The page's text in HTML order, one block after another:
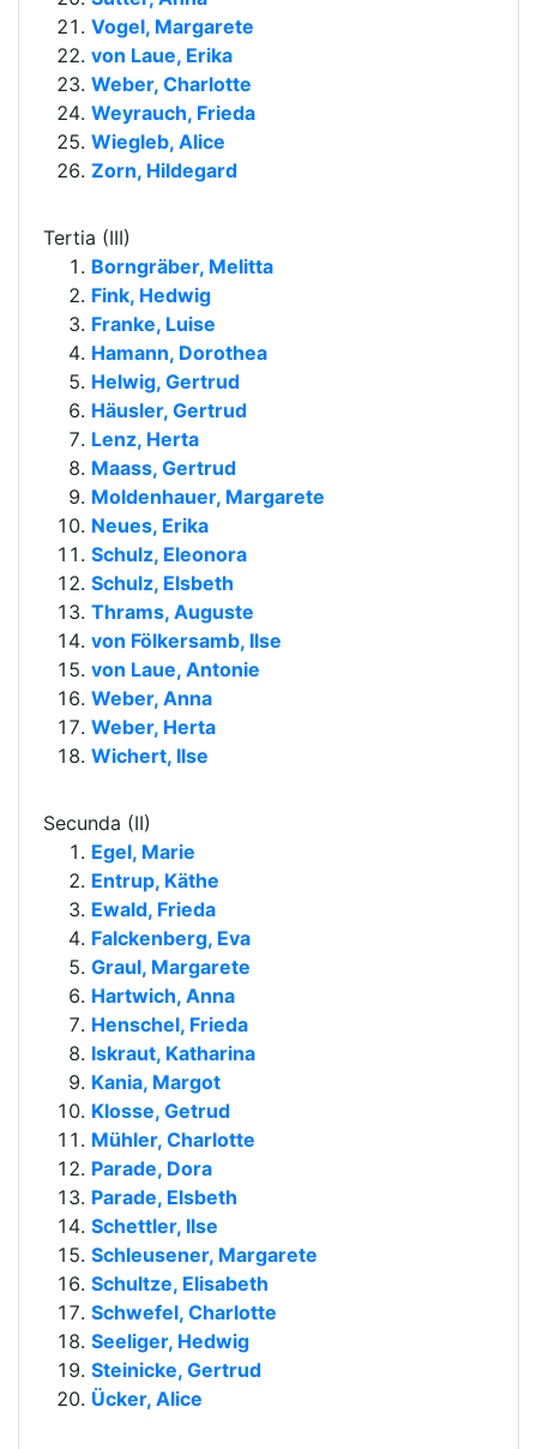
Vogel, Margarete
von Laue, Erika
Weber, Charlotte
Weyrauch, Frieda
Wiegleb, Alice
Zorn, Hildegard
Tertia (III)
Borngräber, Melitta
Fink, Hedwig
Franke, Luise
Hamann, Dorothea
Helwig, Gertrud
Häusler, Gertrud
Lenz, Herta
Maass, Gertrud
Moldenhauer, Margarete
Neues, Erika
Schulz, Eleonora
Schulz, Elsbeth
Thrams, Auguste
von Fölkersamb, Ilse
von Laue, Antonie
Weber, Anna
Weber, Herta
Wichert, Ilse
Secunda (II)
Egel, Marie
Entrup, Käthe
Ewald, Frieda
Falckenberg, Eva
Graul, Margarete
Hartwich, Anna
Henschel, Frieda
Iskraut, Katharina
Kania, Margot
Klosse, Getrud
Mühler, Charlotte
Parade, Dora
Parade, Elsbeth
Schettler, Ilse
Schleusener, Margarete
Schultze, Elisabeth
Schwefel, Charlotte
Seeliger, Hedwig
Steinicke, Gertrud
Ücker, Alice